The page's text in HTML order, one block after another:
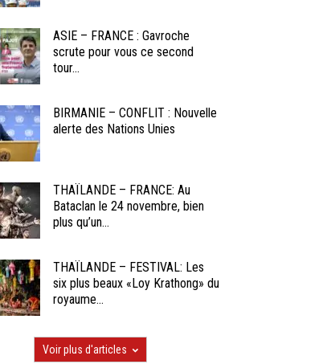
ASIE – FRANCE : Gavroche
scrute pour vous ce second
tour...
BIRMANIE – CONFLIT : Nouvelle
alerte des Nations Unies
THAÏLANDE – FRANCE: Au
Bataclan le 24 novembre, bien
plus qu’un...
THAÏLANDE – FESTIVAL: Les
six plus beaux «Loy Krathong» du
royaume...
Voir plus d'articles